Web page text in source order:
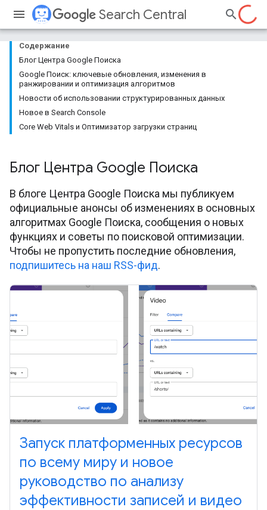
Search Central
Содержание
Блог Центра Google Поиска
Google Поиск: ключевые обновления, изменения в
ранжировании и оптимизация алгоритмов
Новости об использовании структурированных данных
Новое в Search Console
Core Web Vitals и Оптимизатор загрузки страниц
Блог Центра Google Поиска
В блоге Центра Google Поиска мы публикуем
официальные анонсы об изменениях в основных
алгоритмах Google Поиска, сообщения о новых
функциях и советы по поисковой оптимизации.
Чтобы не пропустить последние обновления,
подпишитесь на наш RSS-фид.
Запуск платформенных ресурсов
по всему миру и новое
руководство по анализу
эффективности записей и видео